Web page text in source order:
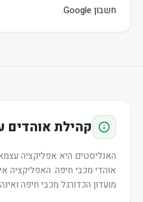
חשבון Google.
קהילת אוהדים
האנליסטים היא אפליקציה
אוהדי מכבי חיפה. האפליקציה
מועדון הכדורגל מכבי חיפה